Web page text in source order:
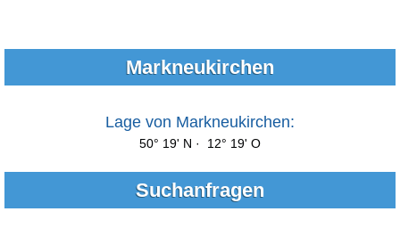
Markneukirchen
Lage von Markneukirchen:
50° 19' N · 12° 19' O
Suchanfragen